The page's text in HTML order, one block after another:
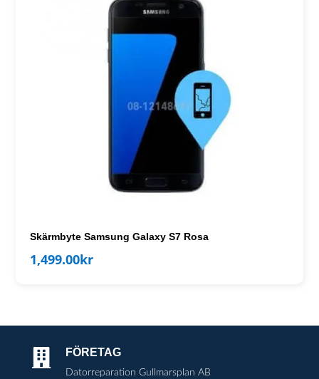
Skärmbyte Samsung Galaxy S7 Rosa
1,499.00kr
 FÖRETAG
Datorreparation Gullmarsplan AB